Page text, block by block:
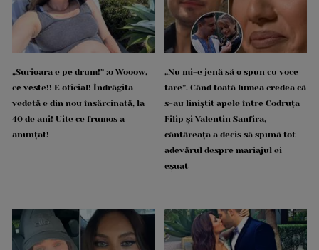
„Surioara e pe drum!” :o Wooow,
ce veste!! E oficial! Îndrăgita
vedetă e din nou însărcinată, la
40 de ani! Uite ce frumos a
anunțat!
„Nu mi-e jenă să o spun cu voce
tare”. Când toată lumea credea că
s-au liniștit apele între Codruța
Filip și Valentin Sanfira,
cântăreața a decis să spună tot
adevărul despre mariajul ei
eșuat